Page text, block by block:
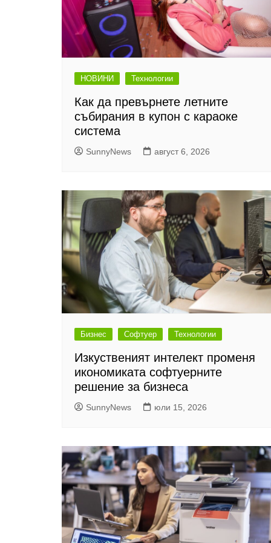
НОВИНИ Технологии
Как да превърнете летните
събирания в купон с караоке
система
SunnyNews август 6, 2026
Бизнес Софтуер Технологии
Изкуственият интелект променя
икономиката софтуерните
решение за бизнеса
SunnyNews юли 15, 2026